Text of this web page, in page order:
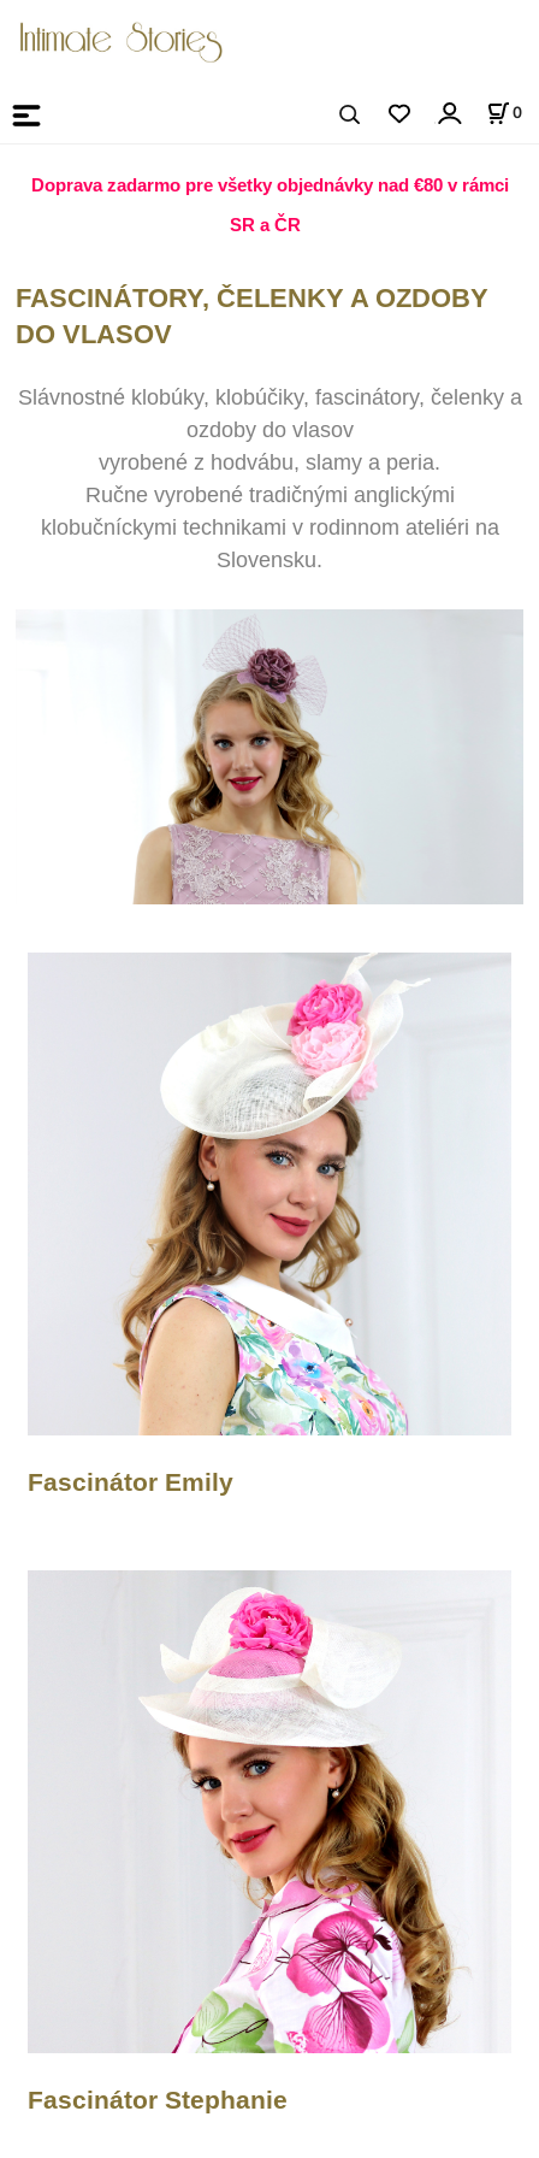
0
Doprava zadarmo pre všetky objednávky nad €80 v rámci
SR a ČR
FASCINÁTORY, ČELENKY A OZDOBY
DO VLASOV
Slávnostné klobúky, klobúčiky, fascinátory, čelenky a
ozdoby do vlasov
vyrobené z hodvábu, slamy a peria.
Ručne vyrobené tradičnými anglickými
klobučníckymi technikami v rodinnom ateliéri na
Slovensku.
Fascinátor Emily
Fascinátor Stephanie